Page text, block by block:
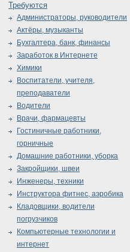
Требуются
Администраторы, руководители
Актёры, музыканты
Бухгалтера, банк, финансы
Заработок в Интернете
Химики
Воспитатели, учителя,
преподаватели
Водители
Врачи, фармацевты
Гостиничные работники,
горничные
Домашние работники, уборка
Закройщики, швеи
Инженеры, техники
Инструктора фитнес, аэробика
Кладовщики, водители
погрузчиков
Компьютерные технологии и
интернет